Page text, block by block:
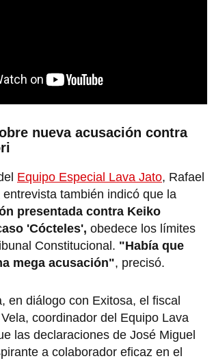
nueva acusación contra
Equipo Especial Lava Jato, Rafael
también indicó que la
presentada contra Keiko
aso 'Cócteles', obedece los límites
Constitucional. "Había que
mega acusación", precisó.
en diálogo con Exitosa, el fiscal
coordinador del Equipo Lava
las declaraciones de José Miguel
a colaborador eficaz en el